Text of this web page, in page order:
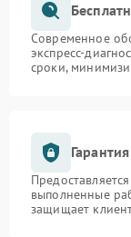
Современное
экспресс-
сроки,
выполненные
защищает